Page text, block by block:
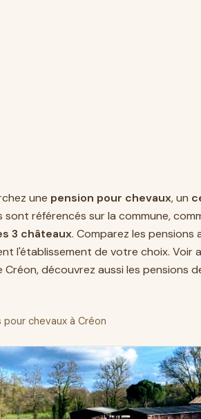
une pension pour chevaux, un
sont référencés sur la commune,
3 châteaux. Comparez les
l'établissement de votre choix. Voir
découvrez aussi les pensions
pour chevaux à Créon